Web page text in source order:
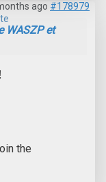
ago #178979
WASZP et
the